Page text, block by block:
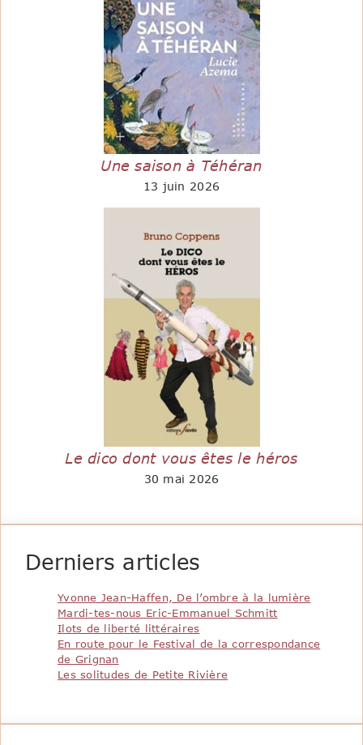
Une saison à Téhéran
13 juin 2026
Le dico dont vous êtes le héros
30 mai 2026
Derniers articles
Yvonne Jean-Haffen, De l’ombre à la lumière
Mardi-tes-nous Eric-Emmanuel Schmitt
Ilots de liberté littéraires
En route pour le Festival de la correspondance
de Grignan
Les solitudes de Petite Rivière